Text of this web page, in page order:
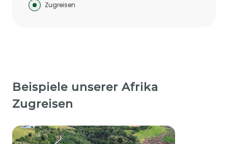
Zugreisen
Beispiele unserer Afrika
Zugreisen